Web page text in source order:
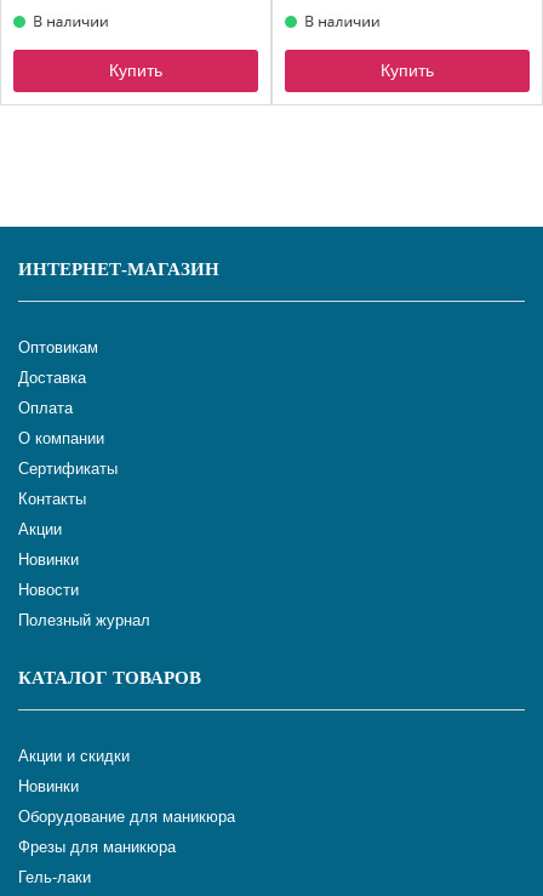
Купить Купить
ИНТЕРНЕТ-МАГАЗИН
Оптовикам
Доставка
Оплата
О компании
Сертификаты
Контакты
Акции
Новинки
Новости
Полезный журнал
КАТАЛОГ ТОВАРОВ
Акции и скидки
Новинки
Оборудование для маникюра
Фрезы для маникюра
Гель-лаки